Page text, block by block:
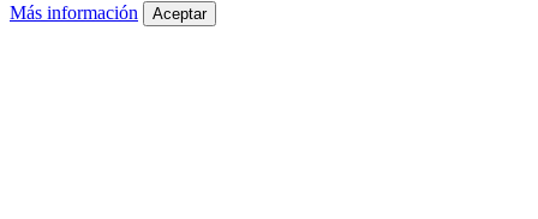
Más información Aceptar